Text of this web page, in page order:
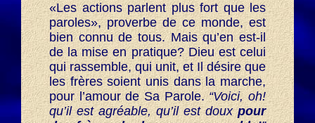
«Les actions parlent plus fort que les
paroles», proverbe de ce monde, est
bien connu de tous. Mais qu’en est-il
de la mise en pratique? Dieu est celui
qui rassemble, qui unit, et Il désire que
les frères soient unis dans la marche,
pour l’amour de Sa Parole.“Voici, oh!
qu’il est agréable, qu’il est douxpour